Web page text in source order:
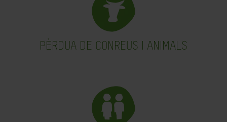
PÈRDUA DE CONREUS I ANIMALS